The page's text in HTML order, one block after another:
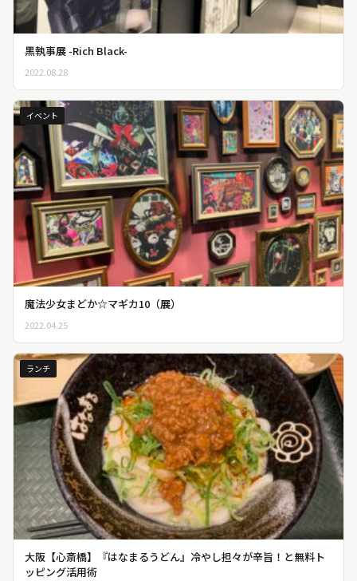
黒執事展 -Rich Black-
2022.08.28
イベント
魔法少女まどか☆マギカ10（展）
2022.04.25
ランチ
大阪【心斎橋】『はなまるうどん』冷やし担々が辛旨！と無料ト
ッピング活用術